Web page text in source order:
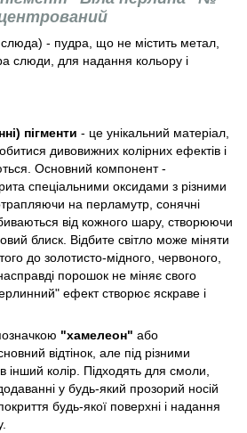
- пудра, що не містить метал,
слюди, для надання кольору і
пігменти - це унікальний матеріал,
дивовижних колірних ефектів і
Основний компонент -
спеціальними оксидами з різними
на перламутр, сонячні
від кожного шару, створюючи
блиск. Відбите світло може міняти
до золотисто-мідного, червоного,
порошок не міняє свого
ефект створює яскраве і
"хамелеон" або
відтінок, але під різними
колір. Підходять для смоли,
у будь-який прозорий носій
будь-якої поверхні і надання